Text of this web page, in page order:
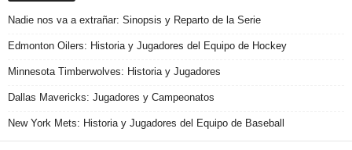
Nadie nos va a extrañar: Sinopsis y Reparto de la Serie
Edmonton Oilers: Historia y Jugadores del Equipo de Hockey
Minnesota Timberwolves: Historia y Jugadores
Dallas Mavericks: Jugadores y Campeonatos
New York Mets: Historia y Jugadores del Equipo de Baseball